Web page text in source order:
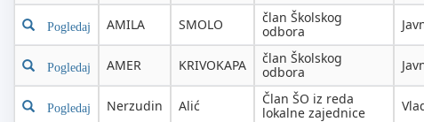
Pogledaj AMILA SMOLO
član Školskog
odbora
Pogledaj AMER KRIVOKAPA
član Školskog
odbora
Pogledaj Nerzudin Alić
Član ŠO iz reda
lokalne zajednice